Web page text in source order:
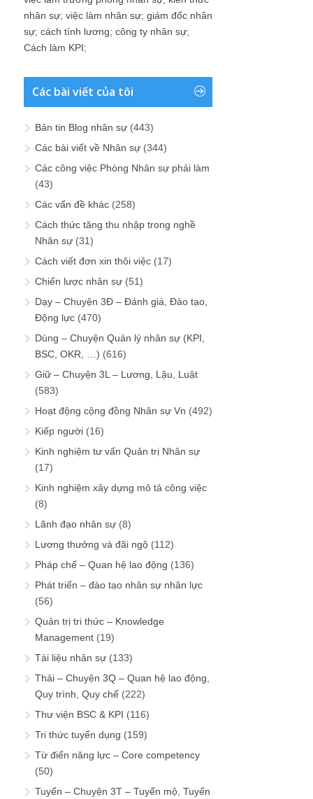
nhân sự; việc làm nhân sự; giám đốc nhân
sự; cách tính lương; công ty nhân sự;
Cách làm KPI;
Các bài viết của tôi
Bản tin Blog nhân sự (443)
Các bài viết về Nhân sự (344)
Các công việc Phòng Nhân sự phải làm
(43)
Các vấn đề khác (258)
Cách thức tăng thu nhập trong nghề
Nhân sự (31)
Cách viết đơn xin thôi việc (17)
Chiến lược nhân sự (51)
Dạy – Chuyện 3Đ – Đánh giá, Đào tạo,
Động lực (470)
Dùng – Chuyện Quản lý nhân sự (KPI,
BSC, OKR, …) (616)
Giữ – Chuyện 3L – Lương, Lậu, Luật
(583)
Hoạt động cộng đồng Nhân sự Vn (492)
Kiếp người (16)
Kinh nghiệm tư vấn Quản trị Nhân sự
(17)
Kinh nghiệm xây dựng mô tả công việc
(8)
Lãnh đạo nhân sự (8)
Lương thưởng và đãi ngộ (112)
Pháp chế – Quan hệ lao động (136)
Phát triển – đào tạo nhân sự nhân lực
(56)
Quản trị tri thức – Knowledge
Management (19)
Tài liệu nhân sự (133)
Thải – Chuyện 3Q – Quan hệ lao động,
Quy trình, Quy chế (222)
Thư viện BSC & KPI (116)
Tri thức tuyển dụng (159)
Từ điển năng lực – Core competency
(50)
Tuyển – Chuyện 3T – Tuyển mộ, Tuyển